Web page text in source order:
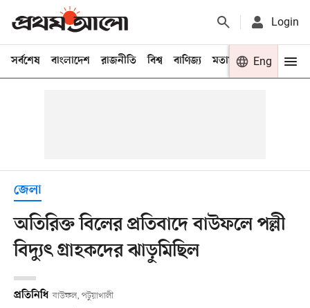
Login
সর্বশেষ বাংলাদেশ রাজনীতি বিশ্ব বাণিজ্য মতামত খেলা
Eng
জেলা
অতিরিক্ত বিলের প্রতিবাদে বাউফলে পল্লী
বিদ্যুৎ গ্রাহকদের ঝাড়ুমিছিল
প্রতিনিধি বাউফল, পটুয়াখালী